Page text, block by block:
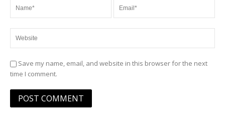
Save my name, email, and website in this browser for the next
time I comment.